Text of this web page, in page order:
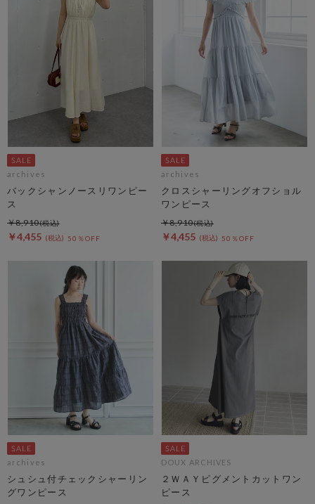
archives
バックシャンノースリワンピー
ス
￥4,455 50％OFF
￥8,910
archives
クロスシャーリングオフショル
ワンピース
￥4,455 50％OFF
￥8,910
archives
シュシュ付チェックシャーリン
グワンピース
DOUX ARCHIVES
２ＷＡＹピグメントカットワン
ピース